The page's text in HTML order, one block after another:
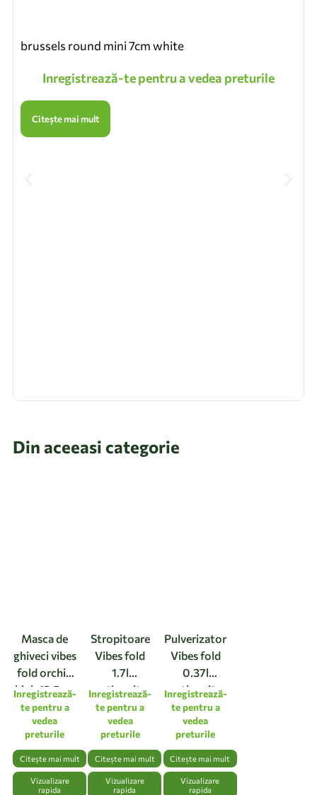
brussels round mini 7cm white
Inregistrează-te pentru a vedea preturile
Citește mai mult
Din aceeasi categorie
Masca de
ghiveci vibes
fold orchid
high 12,5cm
linen white
Inregistrează-
te pentru a
vedea
preturile
Citește mai mult
Vizualizare
rapida
Stropitoare
Vibes fold
1.7l
anthracite
Inregistrează-
te pentru a
vedea
preturile
Citește mai mult
Vizualizare
rapida
Pulverizator
Vibes fold
0.37l
anthracite
Inregistrează-
te pentru a
vedea
preturile
Citește mai mult
Vizualizare
rapida